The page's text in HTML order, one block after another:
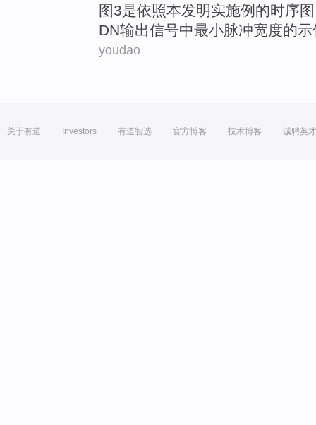
图3是依照本发明实施例 的时序图
DN输出信号中最小脉冲宽度的
youdao
关于有道 Investors 有道智选 官方博客 技术博客 诚聘英才